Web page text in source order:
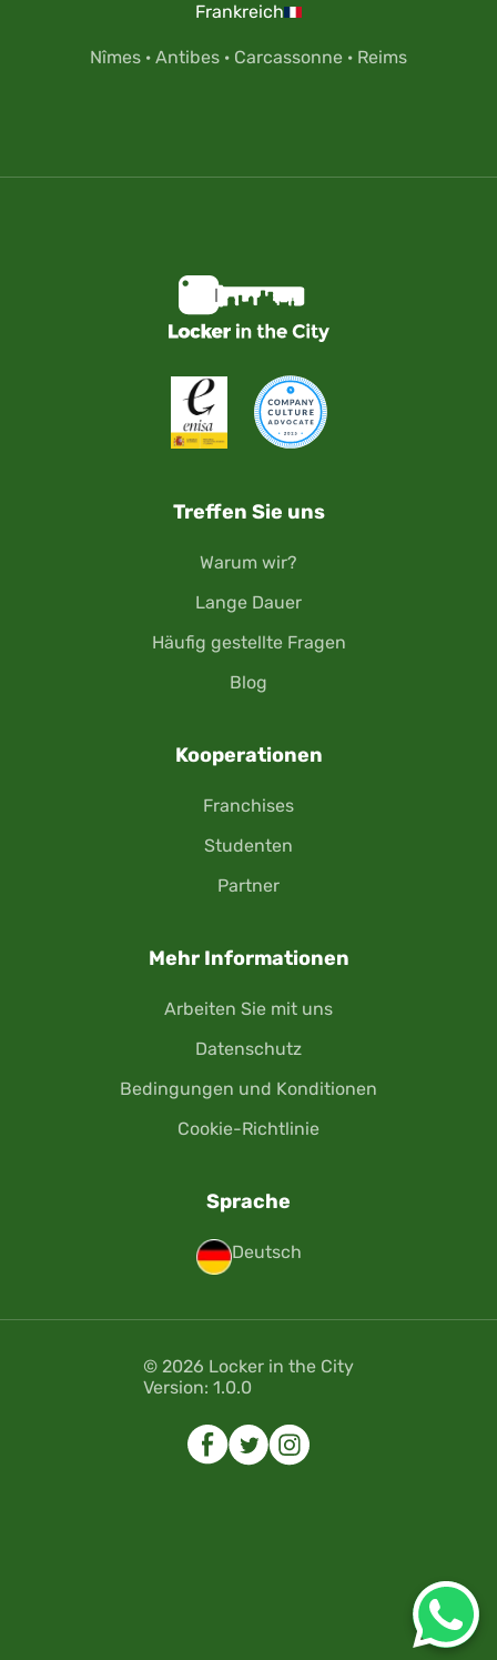
Frankreich
Nîmes · Antibes · Carcassonne · Reims
Treffen Sie uns
Warum wir?
Lange Dauer
Häufig gestellte Fragen
Blog
Kooperationen
Franchises
Studenten
Partner
Mehr Informationen
Arbeiten Sie mit uns
Datenschutz
Bedingungen und Konditionen
Cookie-Richtlinie
Sprache
Deutsch
© 2026 Locker in the City
Version: 1.0.0